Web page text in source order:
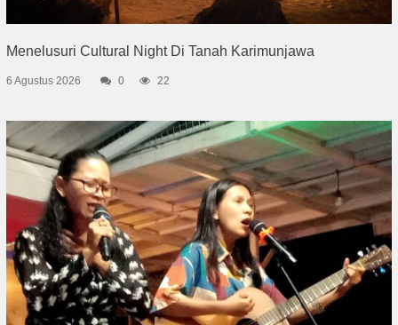
Menelusuri Cultural Night Di Tanah Karimunjawa
6 Agustus 2026 0 22